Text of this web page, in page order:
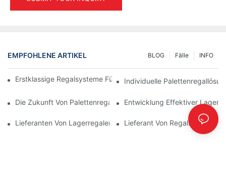
EMPFOHLENE ARTIKEL INFO
Fälle
BLOG
Erstklassige Regalsysteme Für Effizientes Lagermanagement
Individuelle
Die Zukunft Von Palettenregallösungen: Trends Und
Entwicklung Effektiver
Lieferanten Von Lagerregalen: Worauf Sie Achten Sollten
Lieferant Von Regalsystemen: